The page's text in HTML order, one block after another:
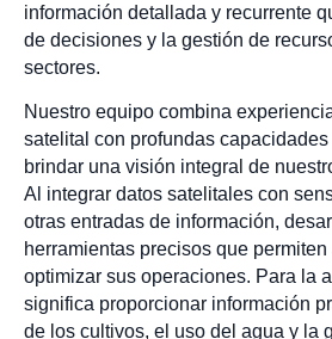
información detallada y recurrente
de decisiones y la gestión de
sectores.
Nuestro equipo combina
satelital con profundas
brindar una visión integral de
Al integrar datos satelitales con
otras entradas de información,
herramientas precisos que
optimizar sus operaciones. Para la
significa proporcionar información
de los cultivos, el uso del agua y la